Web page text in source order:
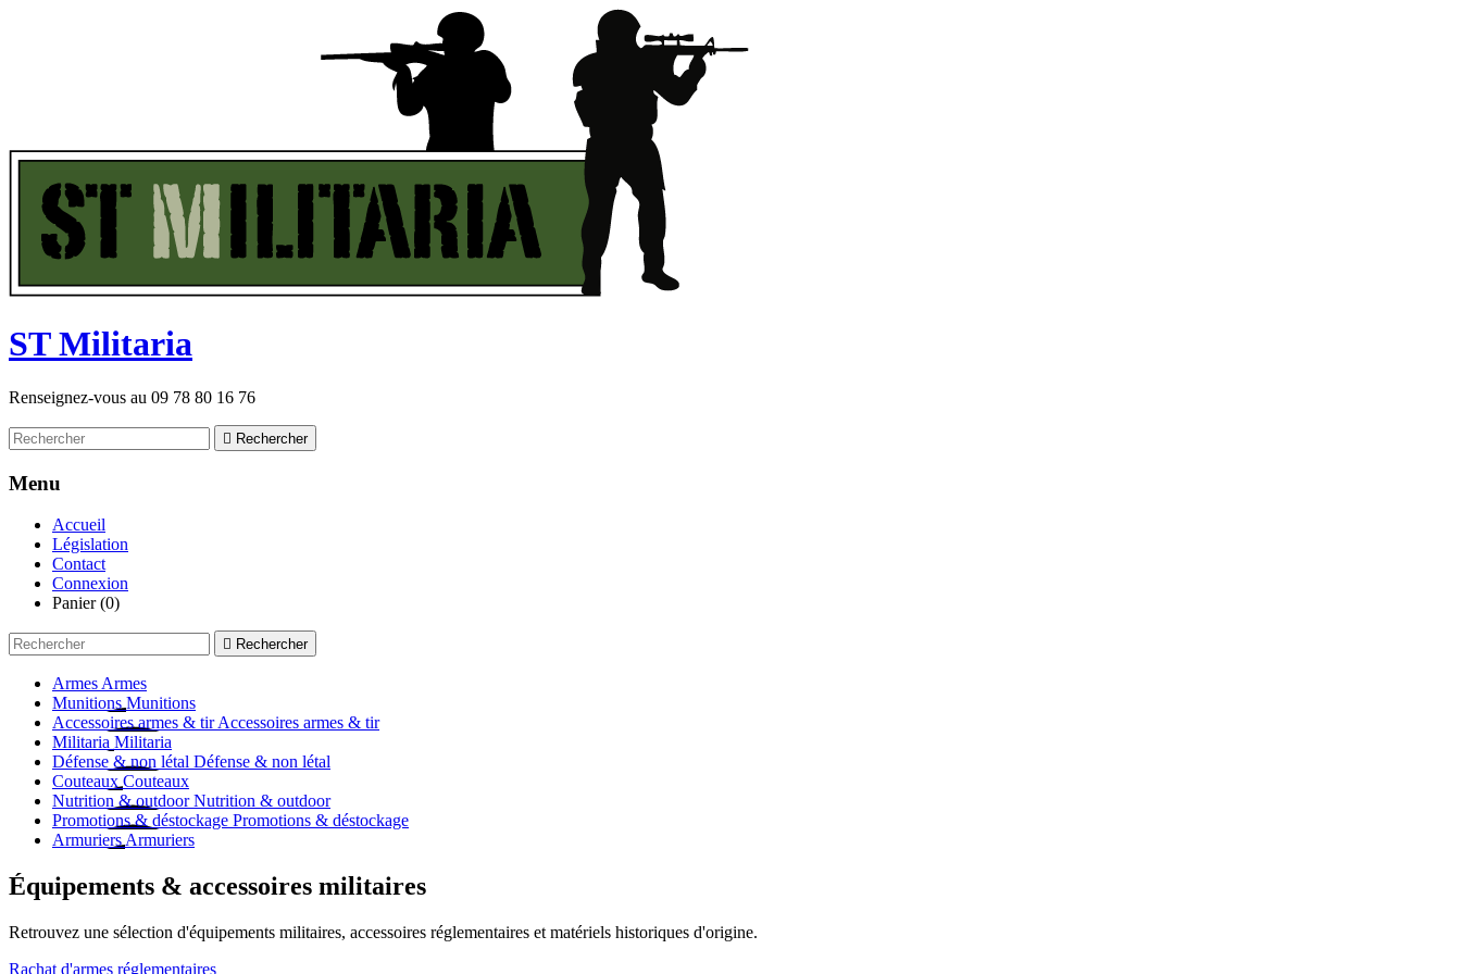
STMilitaria
Renseignez-vous au 09 78 80 16 76
 Rechercher
Menu
Accueil
Législation
Contact
Connexion
Panier (0)
 Rechercher
Armes Armes
Munitions Munitions
Accessoires armes & tir Accessoires armes & tir
Militaria Militaria
Défense & non létal Défense & non létal
Couteaux Couteaux
Nutrition & outdoor Nutrition & outdoor
Promotions & déstockage Promotions & déstockage
Armuriers Armuriers
Équipements & accessoires militaires
Retrouvez une sélection d'équipements militaires, accessoires réglementaires et matériels historiques d'origine.
Rachat d'armes réglementaires